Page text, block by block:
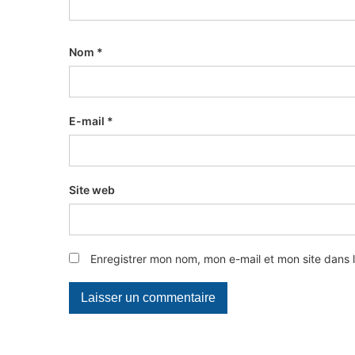
Nom *
E-mail *
Site web
Enregistrer mon nom, mon e-mail et mon site